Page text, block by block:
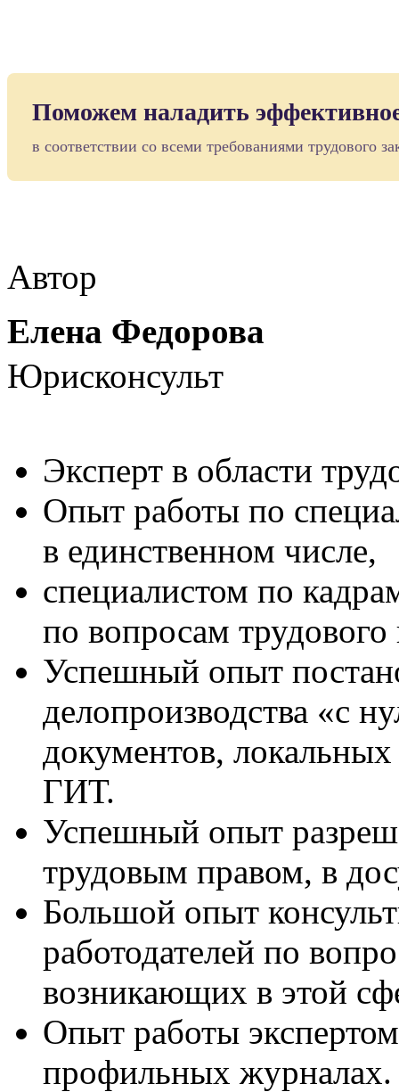
Поможем наладить
в соответствии со всеми требованиями трудового
Автор
Елена Федорова
Юрисконсульт
Эксперт в области
Опыт работы по
в единственном числе,
специалистом по
по вопросам
Успешный опыт
делопроизводства «с
документов,
ГИТ.
Успешный опыт
трудовым правом, в
Большой опыт
работодателей по
возникающих в этой
Опыт работы
профильных журналах.